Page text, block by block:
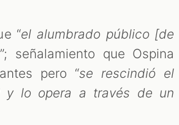
“el alumbrado público [de
”; señalamiento que Ospina
pero “se rescindió el
y lo opera a través de un